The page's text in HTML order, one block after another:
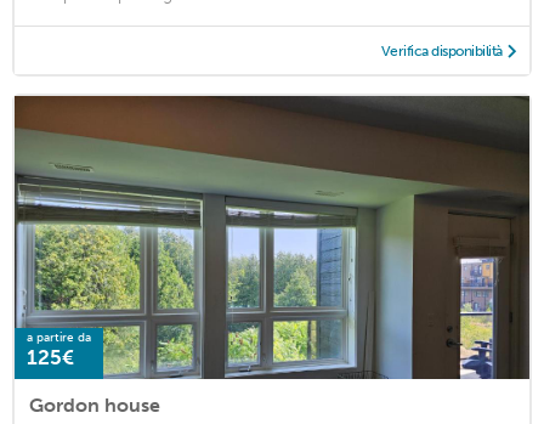
Verifica disponibilità
a partire da
125€
Gordon house